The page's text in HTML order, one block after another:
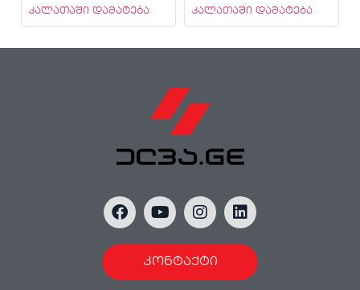
კალათაში დამატება კალათაში დამატება
კონტაქტი